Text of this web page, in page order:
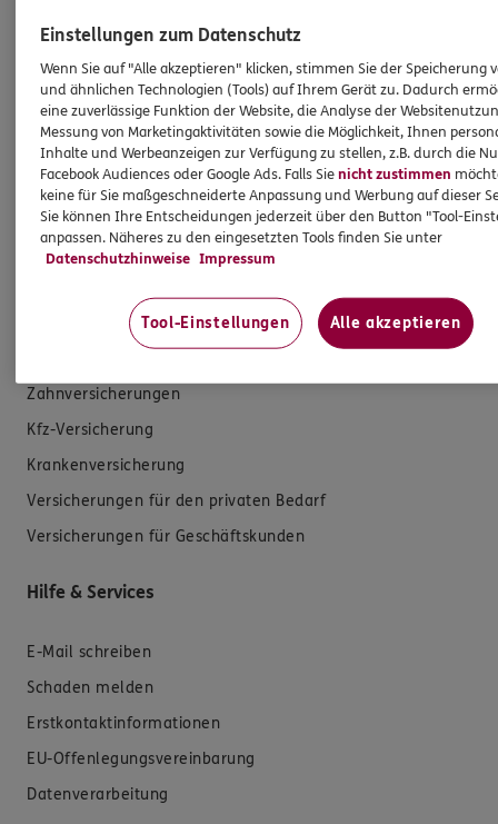
Person zu geben. Sowohl Ihr Schutz als Verbraucher
sowie auch gesetzliche Regelungen halten mich
dazu an. Ich biete Beratung an, für die
Versicherungsvermittlung erhalte ich Provision,
ferner sonstige Zuwendungen.
Mehr Informationen
Zahnversicherungen
Kfz-Versicherung
Krankenversicherung
Versicherungen für den privaten Bedarf
Versicherungen für Geschäftskunden
Hilfe & Services
E-Mail schreiben
Schaden melden
Erstkontaktinformationen
EU-Offenlegungsvereinbarung
Datenverarbeitung
Einstellungen zum Datenschutz
Wenn Sie auf "Alle akzeptieren" klicken, stimmen Sie der Speicherung
und ähnlichen Technologien (Tools) auf Ihrem Gerät zu. Dadurch
eine zuverlässige Funktion der Website, die Analyse der
Messung von Marketingaktivitäten sowie die Möglichkeit, Ihnen
Inhalte und Werbeanzeigen zur Verfügung zu stellen, z.B. durch die
Facebook Audiences oder Google Ads. Falls Sienicht zustimmen
keine für Sie maßgeschneiderte Anpassung und Werbung auf dieser
Sie können Ihre Entscheidungen jederzeit über den Button "Tool-
anpassen. Näheres zu den eingesetzten Tools finden Sie unter
Datenschutzhinweise Impressum
Tool-Einstellungen Alle akzeptieren